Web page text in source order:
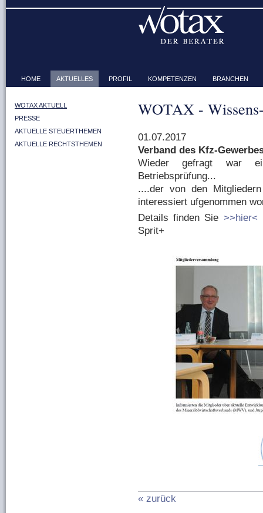
HOME AKTUELLES PROFIL KOMPETENZEN BRANCHEN
WOTAX AKTUELL
PRESSE
AKTUELLE STEUERTHEMEN
AKTUELLE RECHTSTHEMEN
WOTAX -
01.07.2017
Verband des Kfz-
Wieder gefragt war
Betriebsprüfung...
....der von den
interessiert ufgenommen
Details finden Sie >>hier<
Sprit+
« zurück